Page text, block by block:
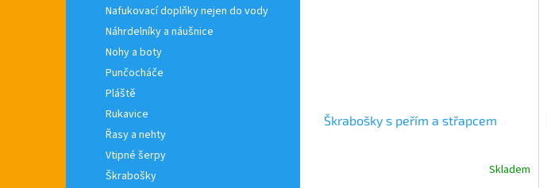
Nafukovací doplňky nejen do vody
Náhrdelníky a náušnice
Nohy a boty
Punčocháče
Pláště
Rukavice
Řasy a nehty
Vtipné šerpy
Škrabošky
Škrabošky s peřím a střapcem
Skladem